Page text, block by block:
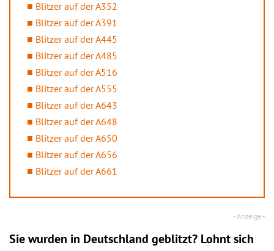
Blitzer auf der A352
Blitzer auf der A391
Blitzer auf der A445
Blitzer auf der A485
Blitzer auf der A516
Blitzer auf der A555
Blitzer auf der A643
Blitzer auf der A648
Blitzer auf der A650
Blitzer auf der A656
Blitzer auf der A661
Sie wurden in Deutschland geblitzt? Lohnt sich